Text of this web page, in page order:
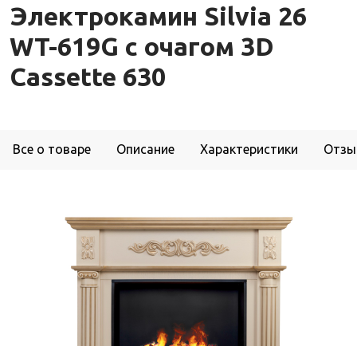
Электрокамин Silvia 26
WT-619G с очагом 3D
Cassette 630
Все о товаре Описание Характеристики